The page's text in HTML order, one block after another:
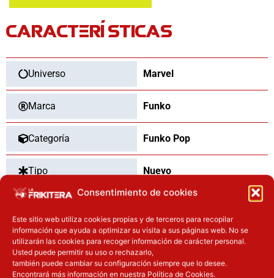
Consentimiento de cookies
Este sitio web utiliza cookies propias y de terceros para recopilar
información que ayuda a optimizar su visita a sus páginas web. No se
utilizarán las cookies para recoger información de carácter personal.
Usted puede permitir su uso o rechazarlo,
también puede cambiar su configuración siempre que lo desee.
Encontrará más información en nuestra Política de Cookies.
Avenger
cantidad
CARACTERÍSTICAS
Universo Marvel
Marca Funko
Categoría Funko Pop
Tipo Nuevo
OTROS PRODUCTOS QUE TE
PUEDEN INTERESAR